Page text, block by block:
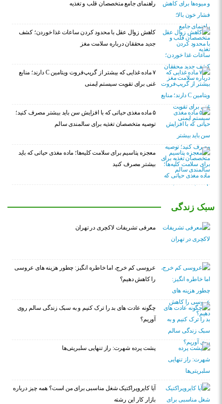
راهنمای جامع متخصصان قلب و تغذیه
کاهش زوال عقل با محدود کردن ساعات غذا خوردن؛ کشف
جدید محققان درباره سلامت مغز
۷ ماده غذایی که بیشتر از گریپ‌فروت ویتامین C دارند؛ منابع
غنی برای تقویت سیستم ایمنی
۵ ماده مغذی حیاتی که با افزایش سن باید بیشتر مصرف کنید؛
توصیه متخصصان تغذیه برای سالمندی سالم
معجزه پتاسیم برای سلامت کلیه‌ها؛ ماده مغذی حیاتی که باید
بیشتر مصرف کنید
سبک زندگی
معرفی تشریفات لاکچری در تهران
عروسی کم خرج، اما خاطره انگیز: چطور هزینه های عروسی
را کاهش دهیم؟
چگونه عادت‌ های بد را ترک کنیم و به سبک زندگی سالم روی
آوریم؟
پشت پرده شهرت: راز تنهایی سلبریتی‌ها
آیا کایروپراکتیک شغل مناسبی برای من است؟ همه چیز درباره
بازار کار این رشته